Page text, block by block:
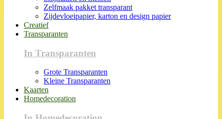
Zelfmaak pakket transparant
Zijdevloeipapier, karton en design papier
Creatief
Transparanten
In Transparanten
Grote Transparanten
Kleine Transparanten
Kaarten
Homedecoration